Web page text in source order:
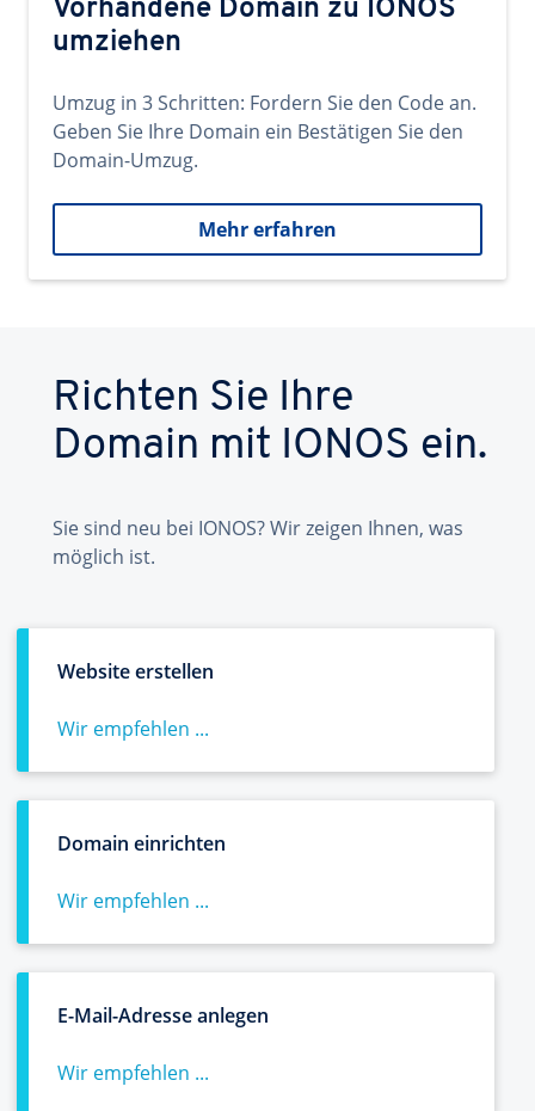
Vorhandene Domain zu IONOS
umziehen
Umzug in 3 Schritten: Fordern Sie den Code an.
Geben Sie Ihre Domain ein Bestätigen Sie den
Domain-Umzug.
Mehr erfahren
Richten Sie Ihre
Domain mit IONOS ein.
Sie sind neu bei IONOS? Wir zeigen Ihnen, was
möglich ist.
Website erstellen
Wir empfehlen ...
Domain einrichten
Wir empfehlen ...
E-Mail-Adresse anlegen
Wir empfehlen ...